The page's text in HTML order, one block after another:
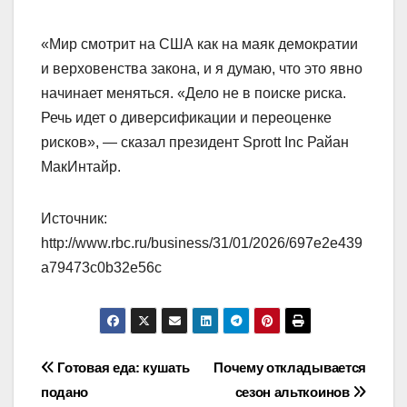
«Мир смотрит на США как на маяк демократии
и верховенства закона, и я думаю, что это явно
начинает меняться. «Дело не в поиске риска.
Речь идет о диверсификации и переоценке
рисков», — сказал президент Sprott Inc Райан
МакИнтайр.
Источник:
http://www.rbc.ru/business/31/01/2026/697e2e439
a79473c0b32e56c
Навигация
Почему откладывается
сезон альткоинов
Готовая еда: кушать
подано